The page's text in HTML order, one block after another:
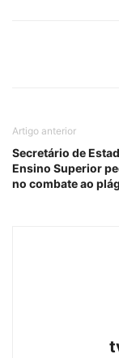
Artigo anterior
Secretário de
Ensino Superior
no combate ao